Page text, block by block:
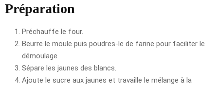
Préparation
Préchauffe le four.
Beurre le moule puis poudres-le de farine pour faciliter le
démoulage.
Sépare les jaunes des blancs.
Ajoute le sucre aux jaunes et travaille le mélange à la